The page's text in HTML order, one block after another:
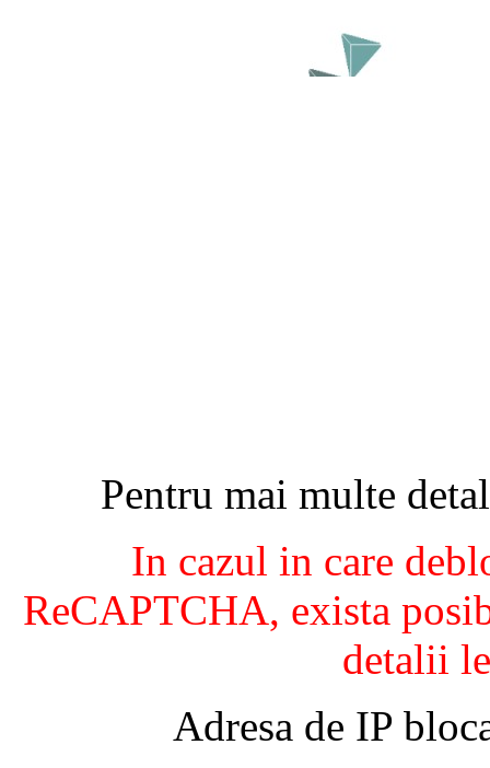
Pentru mai multe
In cazul in care
ReCAPTCHA, exista
detalii
Adresa de IP